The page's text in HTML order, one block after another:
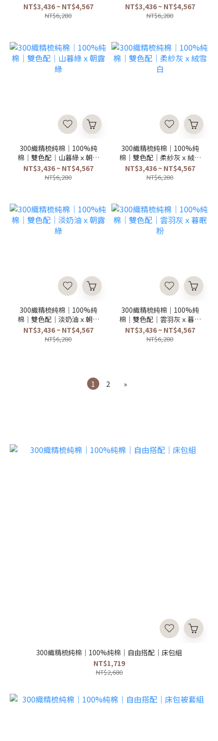
灰
NT$3,436 ~ NT$4,567
NT$6,280
灰
NT$3,436 ~ NT$4,567
NT$6,280
300織精梳純棉｜100%純
棉｜雙色配｜山暮綠ｘ朝露
綠
NT$3,436 ~ NT$4,567
NT$6,280
300織精梳純棉｜100%純
棉｜雙色配｜柔紗灰ｘ絨雪
白
NT$3,436 ~ NT$4,567
NT$6,280
300織精梳純棉｜100%純
棉｜雙色配｜淡奶油ｘ朝露
綠
NT$3,436 ~ NT$4,567
NT$6,280
300織精梳純棉｜100%純
棉｜雙色配｜雲羽灰ｘ暮眠
粉
NT$3,436 ~ NT$4,567
NT$6,280
1 2 »
300織精梳純棉｜100%純棉｜自由搭配｜床包組
NT$1,719
NT$2,680